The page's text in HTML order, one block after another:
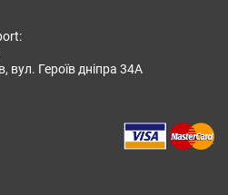
вул. Героїв дніпра 34А